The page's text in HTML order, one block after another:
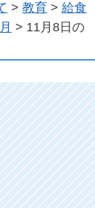
> 教育 > 給食
> 11月8日の